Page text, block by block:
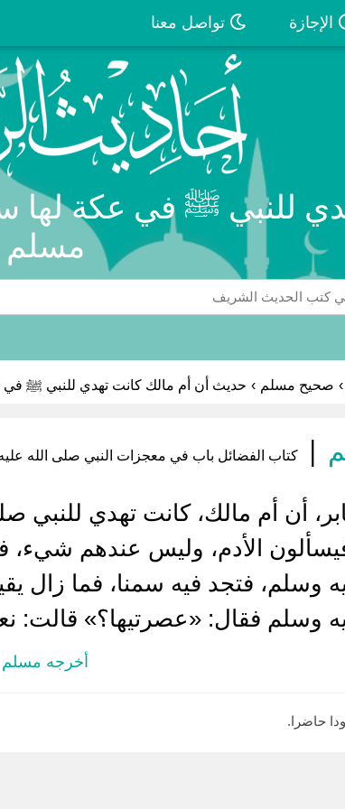
الإجازة تواصل معنا
للنبي ﷺ في عكة لها
مسلم
› صحيح مسلم › حديث أن أم مالك كانت تهدي للنبي ﷺ في
| كتاب الفضائل باب في معجزات النبي صلى الله عليه
أن أم مالك، كانت تهدي للنبي
فيسألون الأدم، وليس عندهم
وسلم، فتجد فيه سمنا، فما زال
وسلم فقال: «عصرتيها؟» قالت:
أخرجه مسلم
حاضرا.